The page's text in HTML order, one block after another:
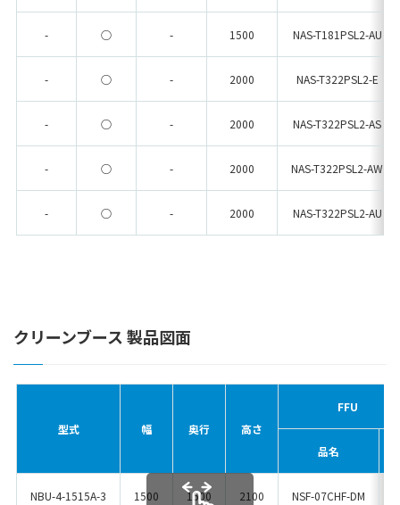
- ○ - 1500 NAS-T181PSL2-AU
- ○ - 2000 NAS-T322PSL2-E
- ○ - 2000 NAS-T322PSL2-AS
- ○ - 2000 NAS-T322PSL2-AW
- ○ - 2000 NAS-T322PSL2-AU
クリーンブース 製品図面
型式 幅 奥行 高さ
FFU
品名
NBU-4-1515A-3 1500 1500 2100 NSF-07CHF-DM